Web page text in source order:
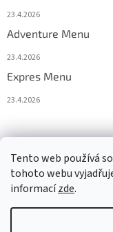
Tento web používá
tohoto webu
informacízde.
23.4.2026
Adventure Menu
23.4.2026
Expres Menu
23.4.2026